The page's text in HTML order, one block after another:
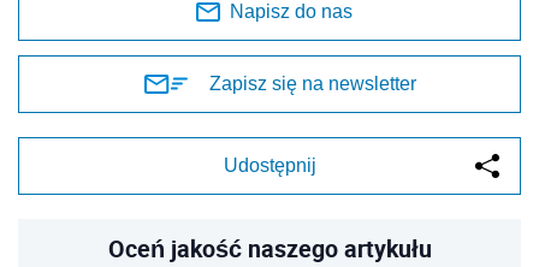
Napisz do nas
Zapisz się na newsletter
Udostępnij
Oceń jakość naszego artykułu